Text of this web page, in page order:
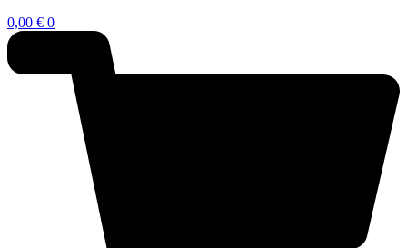
0,00 € 0